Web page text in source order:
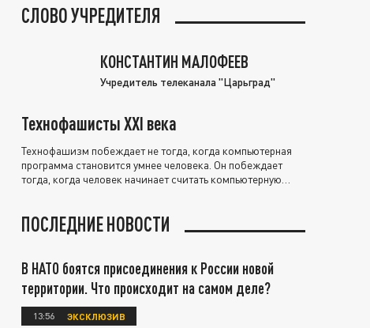
СЛОВО УЧРЕДИТЕЛЯ
КОНСТАНТИН МАЛОФЕЕВ
Учредитель телеканала "Царьград"
Технофашисты XXI века
Технофашизм побеждает не тогда, когда компьютерная
программа становится умнее человека. Он побеждает
тогда, когда человек начинает считать компьютерную
ПОСЛЕДНИЕ НОВОСТИ
В НАТО боятся присоединения к России новой
территории. Что происходит на самом деле?
13:56 ЭКСКЛЮЗИВ